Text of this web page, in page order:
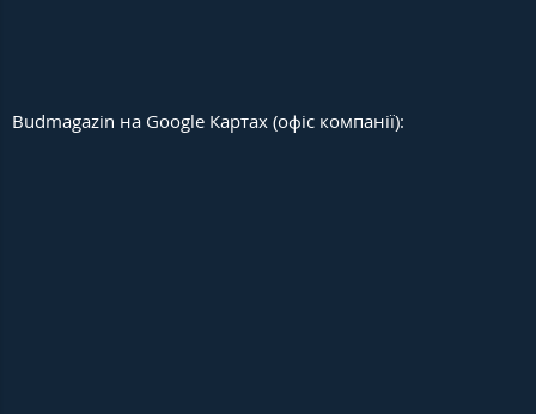
Budmagazin на Google Картах (офіс компанії):